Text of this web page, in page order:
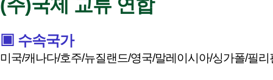
(주)국제 교류 연합
▣ 수속국가
미국/캐나다/호주/뉴질랜드/영국/말레이시아/싱가폴/필리